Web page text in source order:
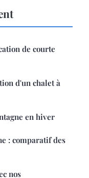
de courte
d'un chalet à
en hiver
: comparatif des
nos